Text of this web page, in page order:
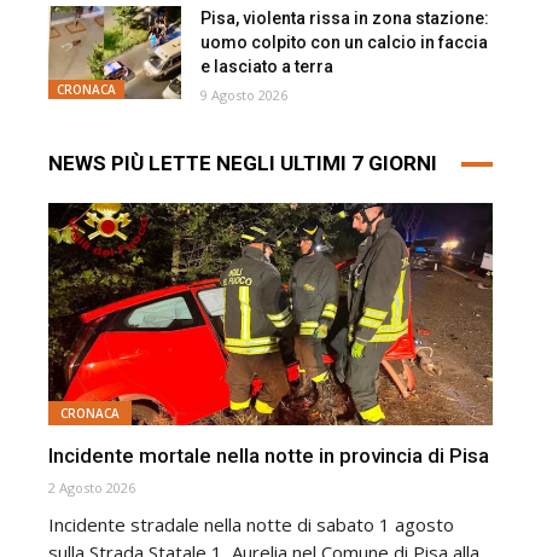
CRONACA
Pisa, violenta rissa in zona stazione:
uomo colpito con un calcio in faccia
e lasciato a terra
9 Agosto 2026
NEWS PIÙ LETTE NEGLI ULTIMI 7 GIORNI
CRONACA
Incidente mortale nella notte in provincia di Pisa
2 Agosto 2026
Incidente stradale nella notte di sabato 1 agosto